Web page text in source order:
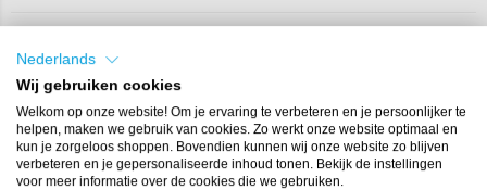
Veelgemaakte fouten (en hoe je
ze vermijdt)
Fout Gevolg Oplossing
1.Niet-voedselveilige
Mogelijk
Kies altijd voor
Nederlands
Wij gebruiken cookies
Welkom op onze website! Om je ervaring te verbeteren en je persoonlijker te
helpen, maken we gebruik van cookies. Zo werkt onze website optimaal en
kun je zorgeloos shoppen. Bovendien kunnen wij onze website zo blijven
verbeteren en je gepersonaliseerde inhoud tonen. Bekijk de instellingen
voor meer informatie over de cookies die we gebruiken.